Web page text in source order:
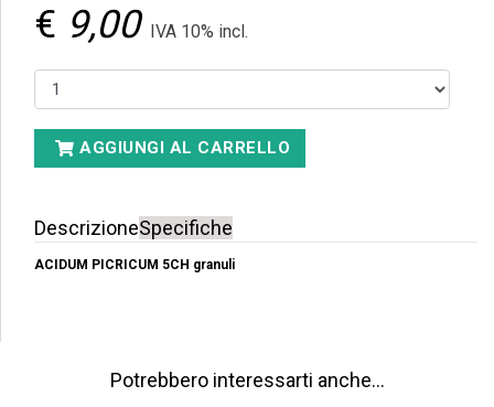
€ 9,00 IVA 10% incl.
AGGIUNGI AL CARRELLO
DescrizioneSpecifiche
ACIDUM PICRICUM 5CH granuli
Potrebbero interessarti anche…